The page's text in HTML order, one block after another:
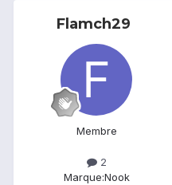
Flamch29
Membre
2
Marque:Nook